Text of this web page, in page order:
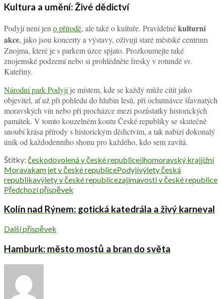
Kultura a umění: Živé dědictví
Podyjí není jen o přírodě, ale také o kultuře. Pravidelnékulturní
akce, jako jsou koncerty a výstavy, oživují staré městské centrum
Znojma, které je s parkem úzce spjato. Prozkoumejte také
znojemské podzemí nebo si prohlédněte fresky v rotundě sv.
Kateřiny.
Národní park Podyjíje místem, kde se každý může cítit jako
objevitel, ať už při pohledu do hlubin lesů, při ochutnávce šťavnatých
moravských vín nebo při procházce mezi pozůstatky historických
památek. V tomto kouzelném koutu České republiky se skutečně
snoubí krása přírody s historickým dědictvím, a tak nabízí dokonalý
únik od každodenního shonu pro každého, kdo sem zavítá.
Štítky: českodovolená v české republicejihomoravský krajjižní
Moravakam jet v české republicePodyjívýlety česká
republikavýlety v české republicezajímavosti v české republice
Předchozí příspěvek
Kolín nad Rýnem: gotická katedrála a živý karneval
Další příspěvek
Hamburk: město mostů a bran do světa